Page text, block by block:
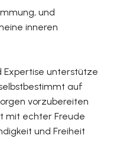
und
inneren
Expertise unterstütze
auf
vorzubereiten
mit echter Freude
und Freiheit